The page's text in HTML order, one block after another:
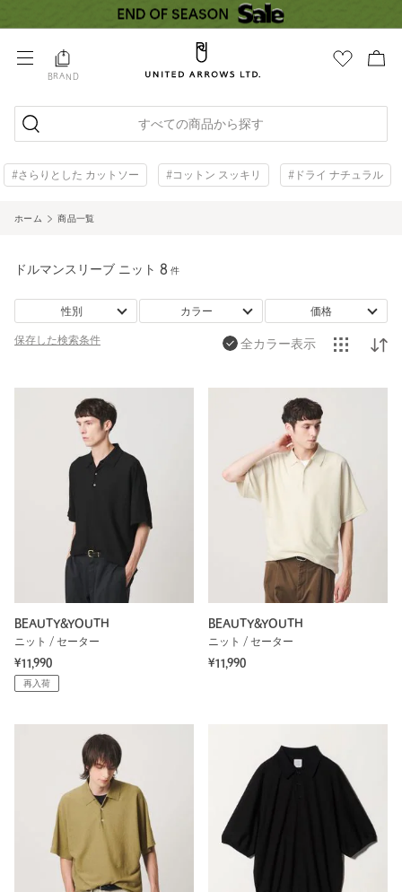
BRAND
すべての商品から探す
#さらりとした カットソー #コットン スッキリ #ドライ ナチュラル
ホーム 商品一覧
ドルマンスリーブ ニット 8 件
性別 カラー 価格
保存した検索条件 全カラー表示
BEAUTY&YOUTH
ニット / セーター
¥11,990
再入荷
BEAUTY&YOUTH
ニット / セーター
¥11,990